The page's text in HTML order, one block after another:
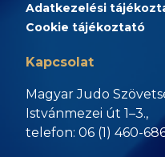
Adatkezelési
Cookie tájékoztató
Kapcsolat
Magyar Judo
Istvánmezei út 1–3.,
telefon: 06 (1) 460-